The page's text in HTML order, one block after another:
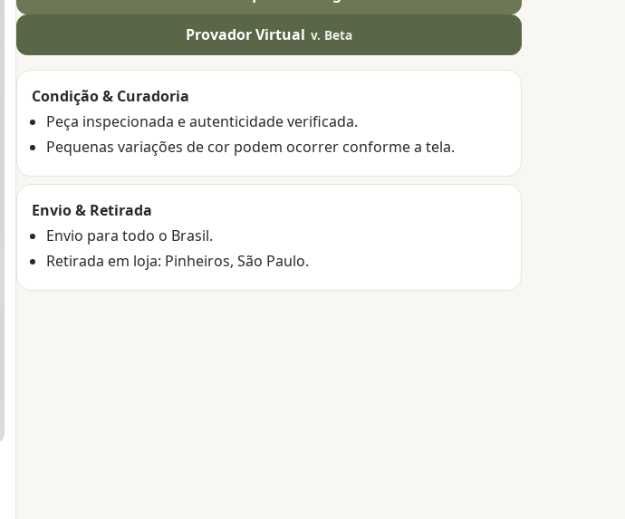
Provador Virtual v. Beta
Condição & Curadoria
Peça inspecionada e autenticidade verificada.
Pequenas variações de cor podem ocorrer conforme a tela.
Envio & Retirada
Envio para todo o Brasil.
Retirada em loja: Pinheiros, São Paulo.